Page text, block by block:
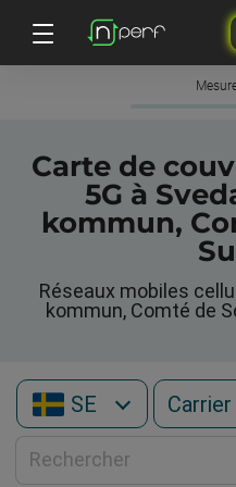
Carte de
5G à
kommun,
Réseaux mobiles
kommun, Comté de
SE